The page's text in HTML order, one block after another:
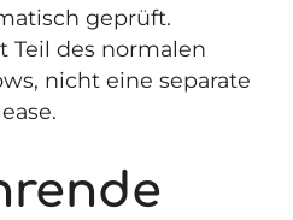
geprüft.
Teil des normalen
nicht eine separate